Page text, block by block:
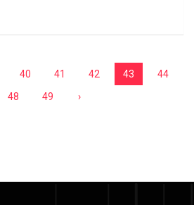
40 41 42 43
44
48 49 ›